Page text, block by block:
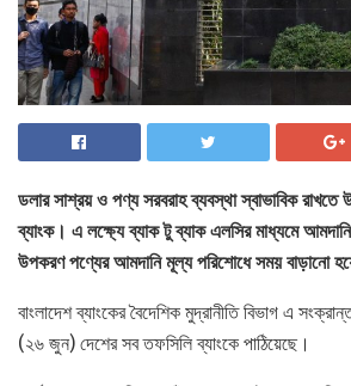
ডলার সাশ্রয় ও পণ্য সরবরাহ ব্যবস্থা স্বাভাবিক রাখতে
ব্যাংক। এ লক্ষ্যে ব্যাক টু ব্যাক এলসির মাধ্যমে
উপকরণ পণ্যের আমদানি মূল্য পরিশোধে সময় বাড়ানো
বাংলাদেশ ব্যাংকের বৈদেশিক মুদ্রানীতি বিভাগ এ
(২৬ জুন) দেশের সব তফসিলি ব্যাংকে পাঠিয়েছে।